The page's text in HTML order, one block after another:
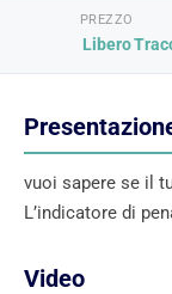
PREZZO
Libero
vuoi sapere se il
L’indicatore di
Video